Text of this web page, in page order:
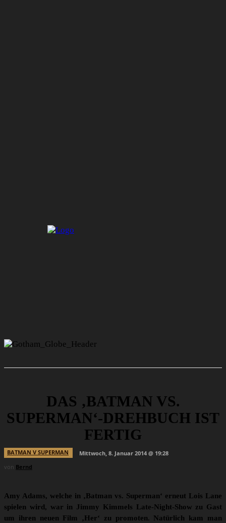
DAS ‚BATMAN VS.
SUPERMAN‘-DREHBUCH IST
FERTIG
BATMAN V SUPERMAN
Mittwoch, 8. Januar 2014 @ 19:28
von Bernd
Amy Adams, welche in ‚Batman vs. Superman‘ erneut Lois Lane
spielen wird, war in Jimmy Kimmels Late-Night-Show zu Gast
um ihren neuen Film ‚Her‘ zu promoten. Natürlich kam man